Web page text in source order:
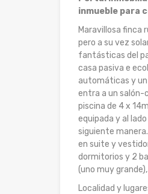
inmueble para
Maravillosa finca
pero a su vez
fantásticas del
casa pasiva e
automáticas y un
entra a un salón-
piscina de 4 x
equipada y al
siguiente
en suite y
dormitorios y 2
(uno muy
Localidad y